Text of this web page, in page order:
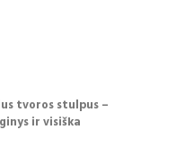
tvoros stulpus –
ir visiška